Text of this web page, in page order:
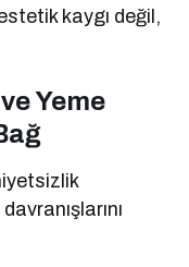
kaygı değil,
Yeme